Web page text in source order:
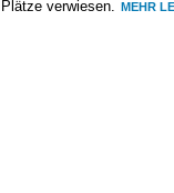
verwiesen.
MEHR